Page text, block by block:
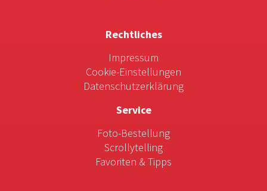
Rechtliches
Impressum
Cookie-Einstellungen
Datenschutzerklärung
Service
Foto-Bestellung
Scrollytelling
Favoriten & Tipps